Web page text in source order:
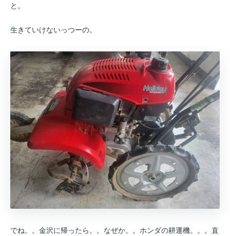
と。
生きていけないっつーの。
でね。。金沢に帰ったら。。なぜか。。ホンダの耕運機。。。直